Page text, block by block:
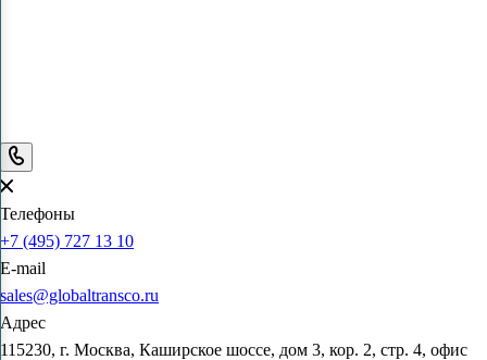
Телефоны
+7 (495) 727 13 10
E-mail
sales@globaltransco.ru
Адрес
115230, г. Москва, Каширское шоссе, дом 3, кор. 2, стр. 4, офис